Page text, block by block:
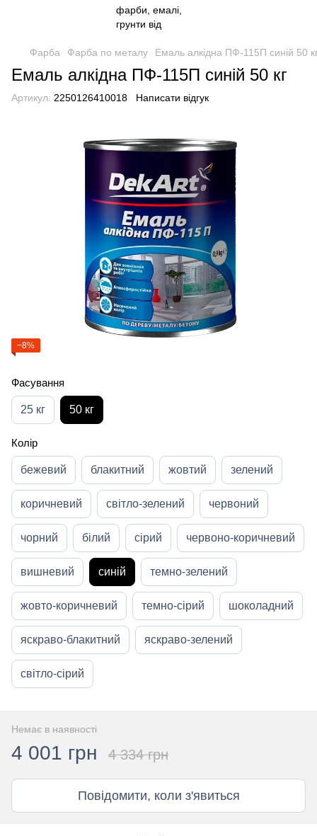
Фарба Фарба по металу Емаль алкідна ПФ-115П синій 50
Емаль алкідна ПФ-115П синій 50 кг
Артикул: 2250126410018 Написати відгук
−8%
Фасування
25 кг 50 кг
Колір
бежевий блакитний жовтий зелений
коричневий світло-зелений червоний
чорний білий сірий червоно-коричневий
вишневий синій темно-зелений
жовто-коричневий темно-сірий шоколадний
яскраво-блакитний яскраво-зелений
світло-сірий
Немає в наявності
4 001 грн 4 334 грн
Повідомити, коли з'явиться